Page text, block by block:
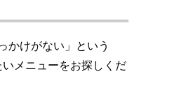
かけがない」という
メニューをお探しくだ